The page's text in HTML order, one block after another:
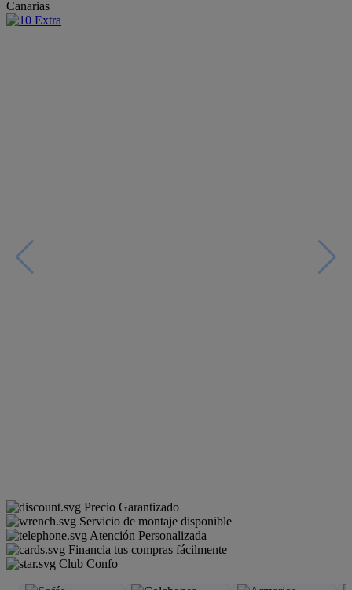
Canarias
Precio Garantizado
Servicio de montaje disponible
Atención Personalizada
Financia tus compras fácilmente
Club Confo